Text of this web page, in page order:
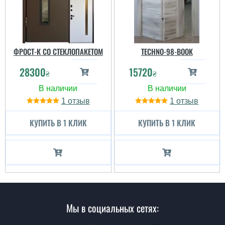
ФРОСТ-К СО СТЕКЛОПАКЕТОМ
28300₴
1
TECHNO-98-BOOK
15720₴
1
Мы в социальных сетях: